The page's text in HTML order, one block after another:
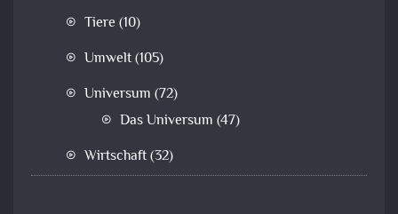
Tiere (10)
Umwelt(105)
Universum (72)
Das Universum (47)
Wirtschaft(32)